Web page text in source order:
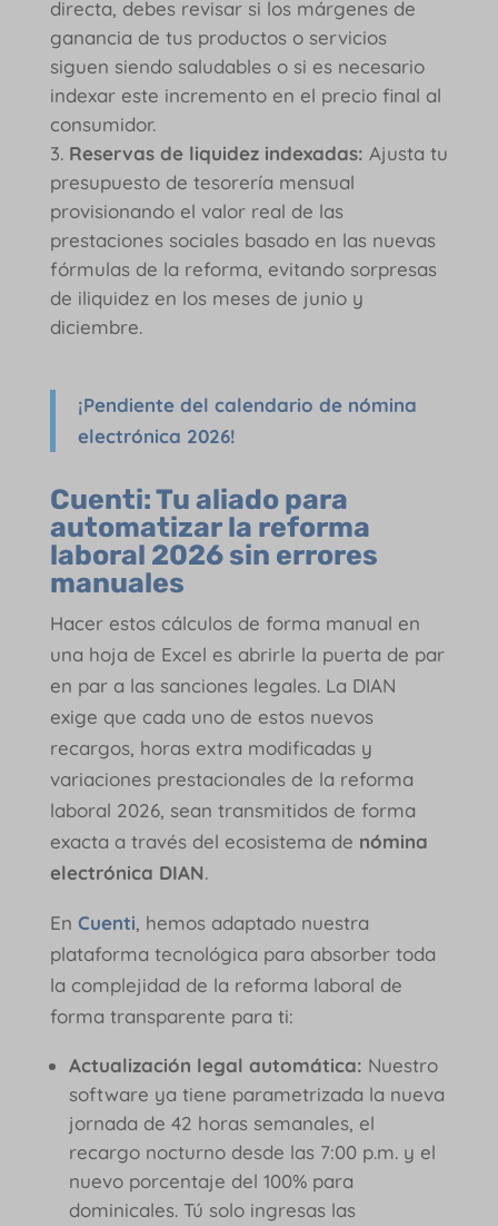
directa, debes revisar si los márgenes de
ganancia de tus productos o servicios
siguen siendo saludables o si es necesario
indexar este incremento en el precio final al
consumidor.
Reservas de liquidez indexadas: Ajusta tu
presupuesto de tesorería mensual
provisionando el valor real de las
prestaciones sociales basado en las nuevas
fórmulas de la reforma, evitando sorpresas
de iliquidez en los meses de junio y
diciembre.
¡Pendiente del calendario de nómina
electrónica 2026!
Cuenti: Tu aliado para
automatizar la reforma
laboral 2026 sin errores
manuales
Hacer estos cálculos de forma manual en
una hoja de Excel es abrirle la puerta de par
en par a las sanciones legales. La DIAN
exige que cada uno de estos nuevos
recargos, horas extra modificadas y
variaciones prestacionales de la reforma
laboral 2026, sean transmitidos de forma
exacta a través del ecosistema de nómina
electrónica DIAN.
En Cuenti, hemos adaptado nuestra
plataforma tecnológica para absorber toda
la complejidad de la reforma laboral de
forma transparente para ti:
Actualización legal automática: Nuestro
software ya tiene parametrizada la nueva
jornada de 42 horas semanales, el
recargo nocturno desde las 7:00 p.m. y el
nuevo porcentaje del 100% para
dominicales. Tú solo ingresas las